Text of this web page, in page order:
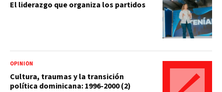
El liderazgo que organiza los partidos
OPINIÓN
Cultura, traumas y la transición
política dominicana: 1996-2000 (2)